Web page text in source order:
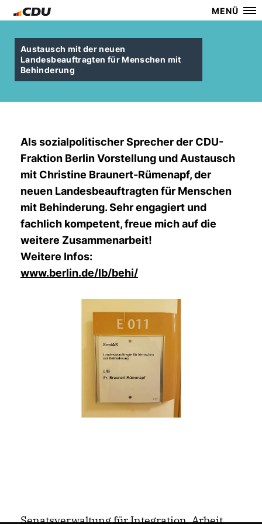
MENÜ
Austausch mit der neuen
Landesbeauftragten für Menschen mit
Behinderung
Als sozialpolitischer Sprecher der CDU-
Fraktion Berlin Vorstellung und Austausch
mit Christine Braunert-Rümenapf, der
neuen Landesbeauftragten für Menschen
mit Behinderung. Sehr engagiert und
fachlich kompetent, freue mich auf die
weitere Zusammenarbeit!
Weitere Infos:
www.berlin.de/lb/behi/
Senatsverwaltung für Integration, Arbeit